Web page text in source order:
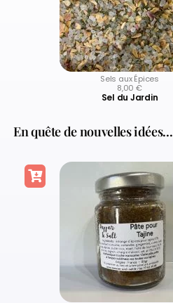
Sels aux Épices
8,00€
Sel du Jardin
En quête de nouvelles idées...